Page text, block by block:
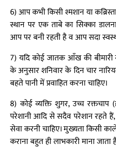
6) आप कभी किसी श्मशान या
स्थान पर एक ताबे का सिक्का
आप पर बनी रहती है व आप सदा
7) यदि कोई जातक आँख की
के अनुसार शनिवार के दिन चार
बहते पानी में प्रवाहित करना चाहिए।
8) कोई व्यक्ति शुगर, उच्च रक्तचाप
परेशानी आदि से सदैव परेशान रहते
सेवा करनी चाहिए। मुख्यता किसी
कराना बहुत ही लाभकारी माना जाता